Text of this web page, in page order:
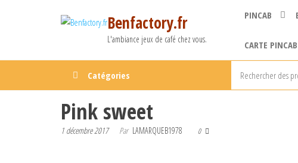
Benfactory.fr
L'ambiance jeux de café chez vous.
PINCAB
CARTE PINCAB
Catégories
Pink sweet
1 décembre 2017 Par LAMARQUEB1978 0